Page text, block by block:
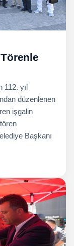
112. yıl
düzenlenen
işgalin
Başkanı